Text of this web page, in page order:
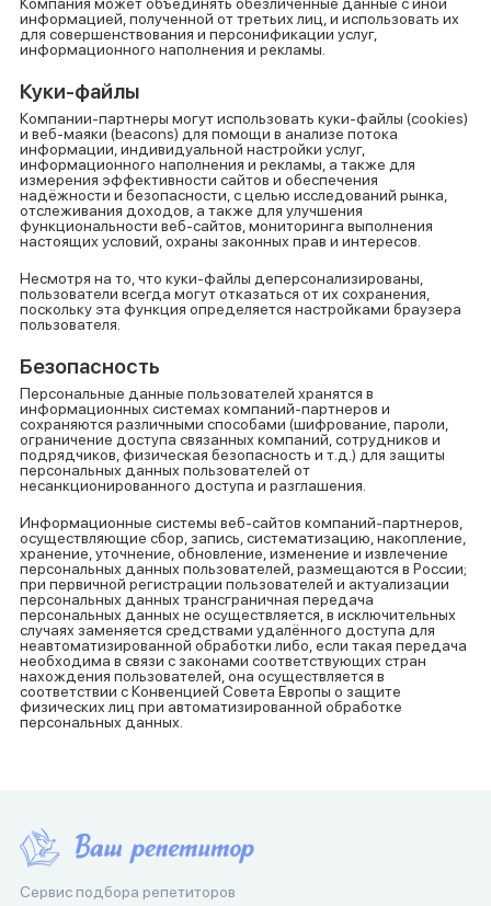
информацией, полученной от третьих лиц, и использовать их
для совершенствования и персонификации услуг,
информационного наполнения и рекламы.
Куки-файлы
Компании-партнеры могут использовать куки-файлы (cookies)
и веб-маяки (beacons) для помощи в анализе потока
информации, индивидуальной настройки услуг,
информационного наполнения и рекламы, а также для
измерения эффективности сайтов и обеспечения
надёжности и безопасности, с целью исследований рынка,
отслеживания доходов, а также для улучшения
функциональности веб-сайтов, мониторинга выполнения
настоящих условий, охраны законных прав и интересов.
Несмотря на то, что куки-файлы деперсонализированы,
пользователи всегда могут отказаться от их сохранения,
поскольку эта функция определяется настройками браузера
пользователя.
Безопасность
Персональные данные пользователей хранятся в
информационных системах компаний-партнеров и
сохраняются различными способами (шифрование, пароли,
ограничение доступа связанных компаний, сотрудников и
подрядчиков, физическая безопасность и т.д.) для защиты
персональных данных пользователей от
несанкционированного доступа и разглашения.
Информационные системы веб-сайтов компаний-партнеров,
осуществляющие сбор, запись, систематизацию, накопление,
хранение, уточнение, обновление, изменение и извлечение
персональных данных пользователей, размещаются в России;
при первичной регистрации пользователей и актуализации
персональных данных трансграничная передача
персональных данных не осуществляется, в исключительных
случаях заменяется средствами удалённого доступа для
неавтоматизированной обработки либо, если такая передача
необходима в связи с законами соответствующих стран
нахождения пользователей, она осуществляется в
соответствии с Конвенцией Совета Европы о защите
физических лиц при автоматизированной обработке
персональных данных.
Сервис подбора репетиторов